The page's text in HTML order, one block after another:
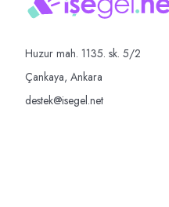
Huzur mah. 1135. sk. 5/2
Çankaya, Ankara
destek@isegel.net